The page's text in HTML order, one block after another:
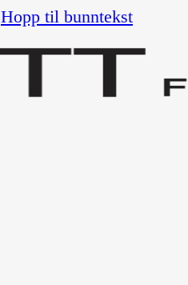
Hopp til bunntekst